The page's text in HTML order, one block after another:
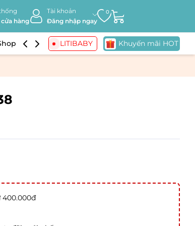
cửa hàng
Tài khoản
Đăng nhập ngay
0
Khuyến mãiLITIBABY Khuyến mãi HOT
400.000đ